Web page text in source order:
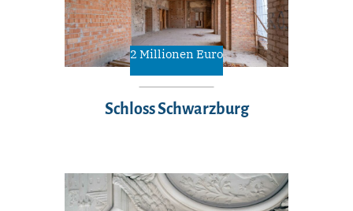
2 Millionen Euro
Schloss Schwarzburg